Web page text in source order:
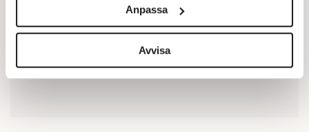
för sociala medier och analysera vår trafik. Vi
vidarebefordrar även sådana identifierare och annan
information från din enhet till de sociala medier och
annons- och analysföretag som vi samarbetar med.
Dessa kan i sin tur kombinera informationen med annan
Anpassa
Avvisa